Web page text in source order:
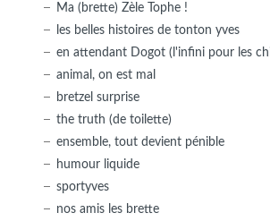
Ma (brette) Zèle Tophe !
les belles histoires de tonton yves
en attendant Dogot (l'infini pour les
animal, on est mal
bretzel surprise
the truth (de toilette)
ensemble, tout devient pénible
humour liquide
sportyves
nos amis les brette